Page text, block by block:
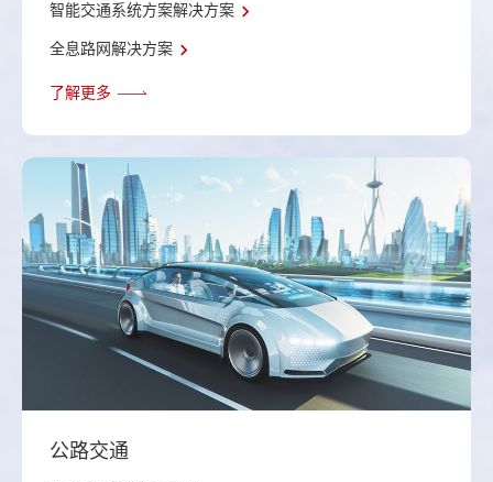
智能交通系统方案解决方案
全息路网解决方案
了解更多
公路交通